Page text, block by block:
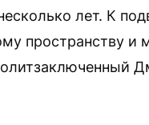
лет. К
пространству и